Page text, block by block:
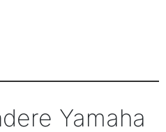
Yamaha